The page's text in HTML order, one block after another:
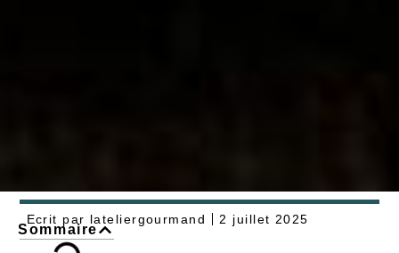
Ecrit par lateliergourmand 2 juillet 2025
Sommaire